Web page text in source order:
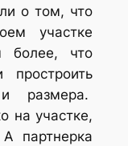
о том, что
участке
более, что
простроить
размера.
на участке,
партнерка